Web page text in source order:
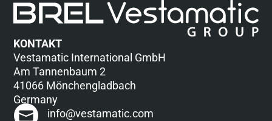
KONTAKT
Vestamatic International GmbH
Am Tannenbaum 2
41066 Mönchengladbach
Germany
info@vestamatic.com